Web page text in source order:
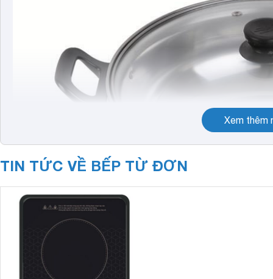
Xem thêm
TIN TỨC VỀ BẾP TỪ ĐƠN